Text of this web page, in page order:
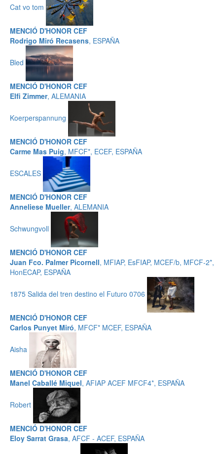
Cat vo tom
MENCIÓ D'HONOR CEF
Rodrigo Miró Recasens, ESPAÑA
Bled
MENCIÓ D'HONOR CEF
Elfi Zimmer, ALEMANIA
Koerperspannung
MENCIÓ D'HONOR CEF
Carme Mas Puig, MFCF*, ECEF, ESPAÑA
ESCALES
MENCIÓ D'HONOR CEF
Anneliese Mueller, ALEMANIA
Schwungvoll
MENCIÓ D'HONOR CEF
Juan Fco. Palmer Picornell, MFIAP, EsFIAP, MCEF/b, MFCF-2*,
HonECAP, ESPAÑA
1875 Salida del tren destino el Futuro 0706
MENCIÓ D'HONOR CEF
Carlos Punyet Miró, MFCF* MCEF, ESPAÑA
Aisha
MENCIÓ D'HONOR CEF
Manel Caballé Miquel, AFIAP ACEF MFCF4*, ESPAÑA
Robert
MENCIÓ D'HONOR CEF
Eloy Sarrat Grasa, AFCF - ACEF, ESPAÑA